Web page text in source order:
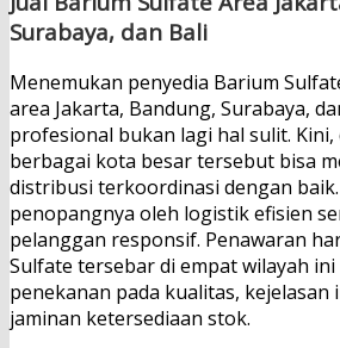
Surabaya, dan Bali
Menemukan penyedia Barium
area Jakarta, Bandung, Surabaya,
profesional bukan lagi hal sulit. Kini,
berbagai kota besar tersebut bisa
distribusi terkoordinasi dengan
penopangnya oleh logistik efisien
pelanggan responsif. Penawaran
Sulfate tersebar di empat wilayah
penekanan pada kualitas,
jaminan ketersediaan stok.